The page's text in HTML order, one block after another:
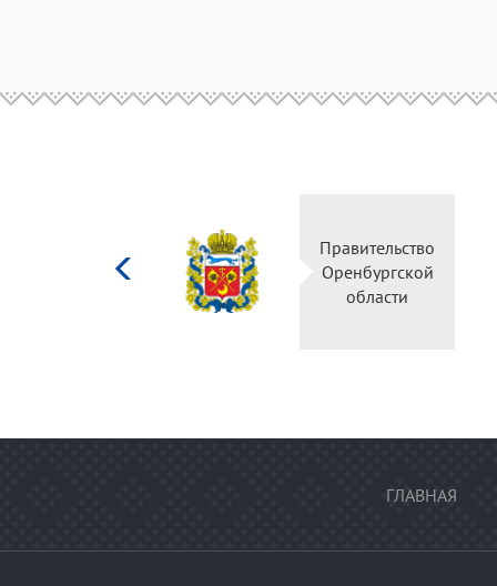
Министерство
культуры
Российской
федерации
ГЛАВНАЯ